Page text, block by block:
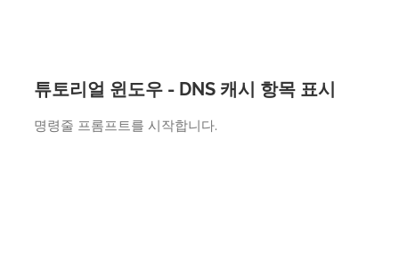
튜토리얼 윈도우 - DNS 캐시 항목 표시
명령줄 프롬프트를 시작합니다.